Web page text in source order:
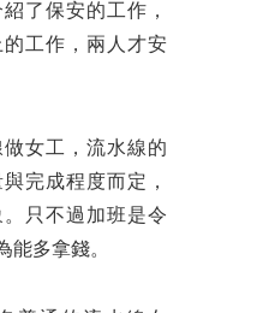
了保安的工作，
工作，兩人才安
女工，流水線的
完成程度而定，
只不過加班是令
能多拿錢。